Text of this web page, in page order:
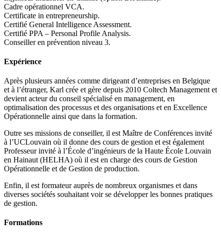
Cadre opérationnel VCA.
Certificate in entrepreneurship.
Certifié General Intelligence Assessment.
Certifié PPA – Personal Profile Analysis.
Conseiller en prévention niveau 3.
Expérience
Après plusieurs années comme dirigeant d’entreprises en Belgique
et à l’étranger, Karl crée et gère depuis 2010 Coltech Management et
devient acteur du conseil spécialisé en management, en
optimalisation des processus et des organisations et en Excellence
Opérationnelle ainsi que dans la formation.
Outre ses missions de conseiller, il est Maître de Conférences invité
à l’UCLouvain où il donne des cours de gestion et est également
Professeur invité à l’École d’ingénieurs de la Haute École Louvain
en Hainaut (HELHA) où il est en charge des cours de Gestion
Opérationnelle et de Gestion de production.
Enfin, il est formateur auprès de nombreux organismes et dans
diverses sociétés souhaitant voir se développer les bonnes pratiques
de gestion.
Formations